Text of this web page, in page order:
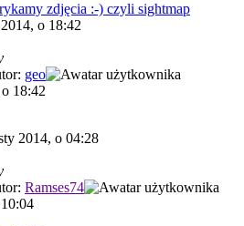
zdjęcia :-) czyli sightmap
o 18:42
geo
18:42
2014, o 04:28
Ramses74